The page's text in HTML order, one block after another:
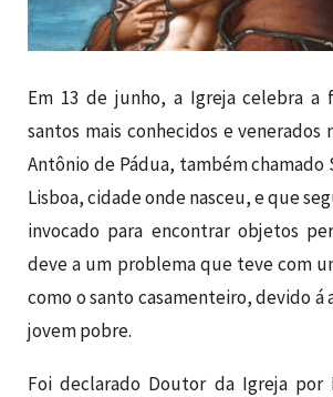
Em 13 de junho, a Igreja celebra a
santos mais conhecidos e venerados
Antônio de Pádua, também chamado
Lisboa, cidade onde nasceu, e que
invocado para encontrar objetos
deve a um problema que teve com
como o santo casamenteiro, devido á
jovem pobre.
Foi declarado Doutor da Igreja por